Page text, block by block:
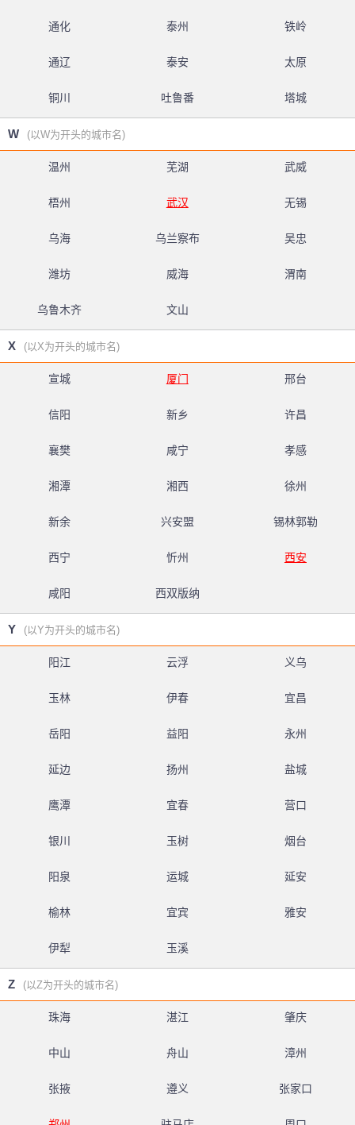
通化 泰州 铁岭
通辽 泰安 太原
铜川 吐鲁番 塔城
W (以W为开头的城市名)
温州 芜湖 武威
梧州 武汉 无锡
乌海 乌兰察布 吴忠
潍坊 威海 渭南
乌鲁木齐 文山
X (以X为开头的城市名)
宣城 厦门 邢台
信阳 新乡 许昌
襄樊 咸宁 孝感
湘潭 湘西 徐州
新余 兴安盟 锡林郭勒
西宁 忻州 西安
咸阳 西双版纳
Y (以Y为开头的城市名)
阳江 云浮 义乌
玉林 伊春 宜昌
岳阳 益阳 永州
延边 扬州 盐城
鹰潭 宜春 营口
银川 玉树 烟台
阳泉 运城 延安
榆林 宜宾 雅安
伊犁 玉溪
Z (以Z为开头的城市名)
珠海 湛江 肇庆
中山 舟山 漳州
张掖 遵义 张家口